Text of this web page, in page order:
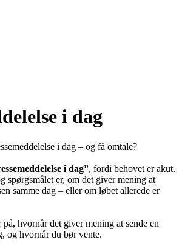
i dag
i dag – og få omtale?
i dag”, fordi behovet er akut.
spørgsmålet er, om det giver mening at
samme dag – eller om løbet allerede er
hvornår det giver mening at sende en
og hvornår du bør vente.